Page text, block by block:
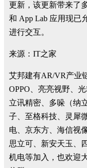
更新，该更新带来了
和 App Lab 应用现已
进行交互。
来源：IT之家
艾邦建有AR/VR产业
OPPO、亮亮视野、
立讯精密、多哚（纳
子、至格科技、灵犀
电、京东方、海信视
思立可、新安天玉、
机电等加入，也欢迎